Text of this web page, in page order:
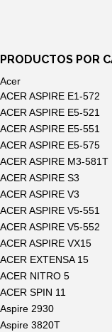
PRODUCTOS POR
Acer
ACER ASPIRE E1-572
ACER ASPIRE E5-521
ACER ASPIRE E5-551
ACER ASPIRE E5-575
ACER ASPIRE M3-581T
ACER ASPIRE S3
ACER ASPIRE V3
ACER ASPIRE V5-551
ACER ASPIRE V5-552
ACER ASPIRE VX15
ACER EXTENSA 15
ACER NITRO 5
ACER SPIN 11
Aspire 2930
Aspire 3820T